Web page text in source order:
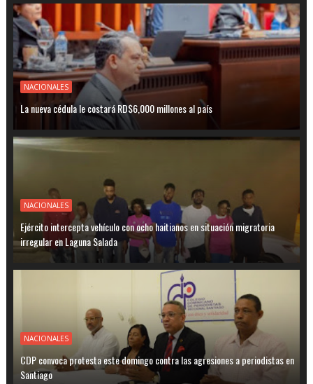
NACIONALES
La nueva cédula le costará RD$6,000 millones al país
NACIONALES
Ejército intercepta vehículo con ocho haitianos en situación migratoria
irregular en Laguna Salada
NACIONALES
CDP convoca protesta este domingo contra las agresiones a periodistas en
Santiago